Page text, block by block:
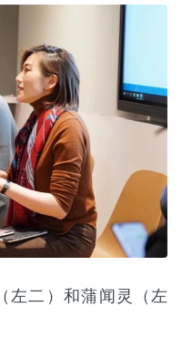
左二）和蒲闻灵（左